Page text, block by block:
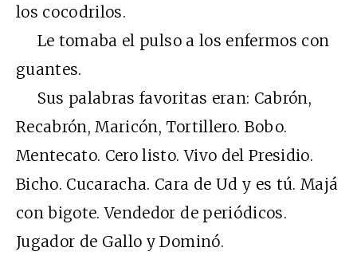
los cocodrilos.
Le tomaba el pulso a los enfermos con
guantes.
Sus palabras favoritas eran: Cabrón,
Recabrón, Maricón, Tortillero. Bobo.
Mentecato. Cero listo. Vivo del Presidio.
Bicho. Cucaracha. Cara de Ud y es tú. Majá
con bigote. Vendedor de periódicos.
Jugador de Gallo y Dominó.